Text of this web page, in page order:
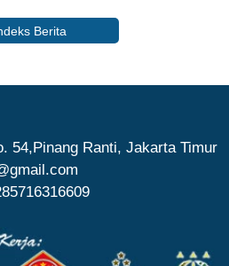
Berita
54,Pinang Ranti, Jakarta Timur